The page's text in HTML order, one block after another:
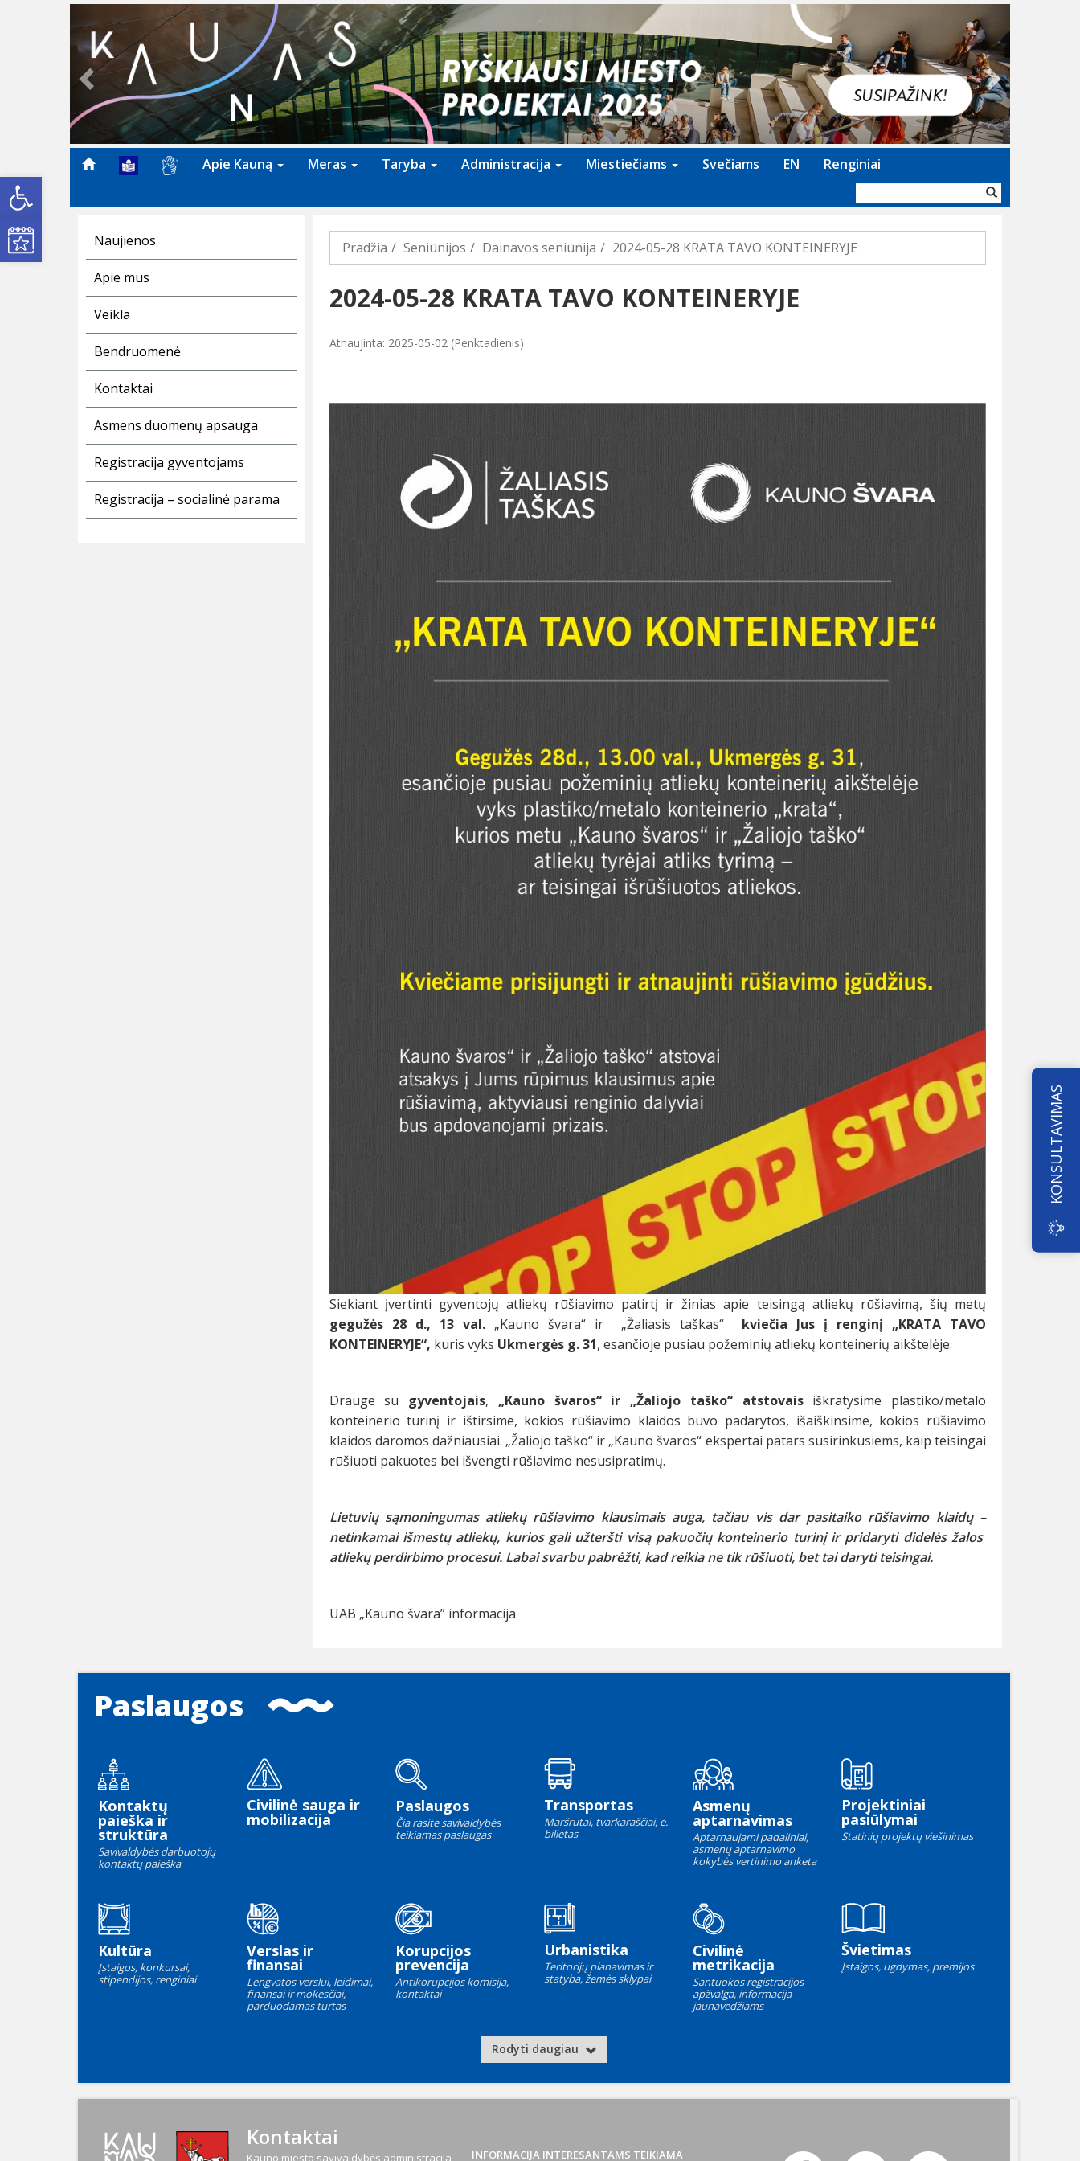
Open toolbar
Kultūros renginiai
Previous
Apie Kauną Meras Taryba Administracija Miestiečiams Svečiams EN Renginiai
forma
Naujienos
Apie mus
Veikla
Bendruomenė
Kontaktai
Asmens duomenų apsauga
Registracija gyventojams
Registracija – socialinė parama
Pradžia Seniūnijos Dainavos seniūnija 2024-05-28 KRATA TAVO KONTEINERYJE
2024-05-28 KRATA TAVO KONTEINERYJE
Atnaujinta: 2025-05-02 (Penktadienis)
Siekiant įvertinti gyventojų atliekų rūšiavimo patirtį ir žinias apie teisingą atliekų rūšiavimą, šių metų
gegužės28d., 13val.„Kauno švara“ ir „Žaliasis taškas“ kviečia Jus į renginį „KRATA TAVO
KONTEINERYJE“, kuris vyks Ukmergės g. 31, esančioje pusiau požeminių atliekų konteinerių aikštelėje.
Drauge su gyventojais, „Kauno švaros“ ir „Žaliojo taško“ atstovaisiškratysime plastiko/metalo
konteinerio turinį ir ištirsime, kokios rūšiavimo klaidos buvo padarytos, išaiškinsime, kokios rūšiavimo
klaidos daromos dažniausiai. „Žaliojo taško“ ir „Kauno švaros“ ekspertai patars susirinkusiems, kaip teisingai
rūšiuoti pakuotes bei išvengti rūšiavimo nesusipratimų.
Lietuvių sąmoningumas atliekų rūšiavimo klausimais auga, tačiau vis dar pasitaiko rūšiavimo klaidų –
netinkamai išmestų atliekų, kurios gali užteršti visą pakuočių konteinerio turinį ir pridaryti didelės žalos
atliekų perdirbimo procesui. Labai svarbu pabrėžti, kad reikia ne tik rūšiuoti, bet tai daryti teisingai.
UAB „Kauno švara” informacija
Paslaugos
Kontaktų
paieška ir
struktūra
Savivaldybės darbuotojų
kontaktų paieška
Civilinė sauga ir
mobilizacija
Paslaugos
Čia rasite savivaldybės
teikiamas paslaugas
Transportas
Maršrutai, tvarkaraščiai, e.
bilietas
Asmenų
aptarnavimas
Aptarnaujami padaliniai,
asmenų aptarnavimo
kokybės vertinimo anketa
Projektiniai
pasiūlymai
Statinių projektų viešinimas
Kultūra
Įstaigos, konkursai,
stipendijos, renginiai
Verslas ir
finansai
Lengvatos verslui, leidimai,
finansai ir mokesčiai,
parduodamas turtas
Korupcijos
prevencija
Antikorupcijos komisija,
kontaktai
Urbanistika
Teritorijų planavimas ir
statyba, žemės sklypai
Civilinė
metrikacija
Santuokos registracijos
apžvalga, informacija
jaunavedžiams
Švietimas
Įstaigos, ugdymas, premijos
Rodyti daugiau
Kontaktai
Kauno miesto savivaldybės administracija, INFORMACIJA INTERESANTAMS TEIKIAMA
KONSULTAVIMAS